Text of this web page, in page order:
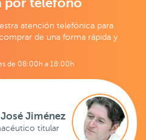
atención telefónica para
de una forma rápida y
de 08:00h a 18:00h
Jiménez
titular